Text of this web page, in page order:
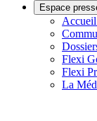
Espace
Accueil
Flexi
Flexi
La